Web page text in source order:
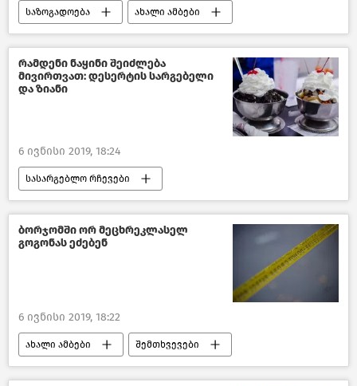
საზოგადოება ახალი ამბები
საქართველოს სიამაყე საქართველო
რამდენი ნაყინი შეიძლება
მივირთვათ: დესერტის სარგებელი
და ზიანი
6 ივნისი 2019, 18:24
სასარგებლო რჩევები
წასაკითხი ამბები
ბორჯომში ორ მეცხრეკლასელ
გოგონას ეძებენ
6 ივნისი 2019, 18:22
ახალი ამბები შემთხვევები
შემთხვევები საქართველოში